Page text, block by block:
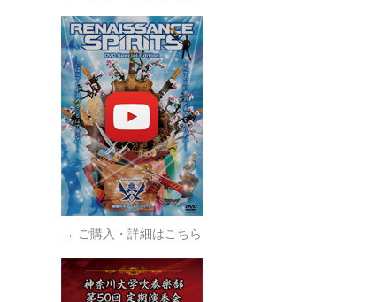
→ ご購入・詳細はこちら